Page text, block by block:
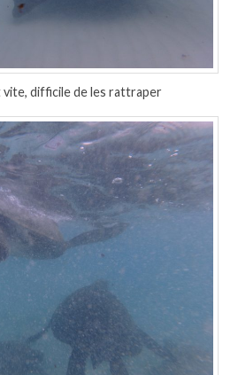
vite, difficile de les rattraper